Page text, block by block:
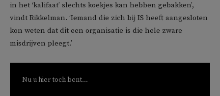
in het ‘kalifaat’ slechts koekjes kan hebben gebakken’,
vindt Rikkelman. ‘Iemand die zich bij IS heeft aangesloten
kon weten dat dit een organisatie is die hele zware
misdrijven pleegt.’
Nu u hier toch bent...